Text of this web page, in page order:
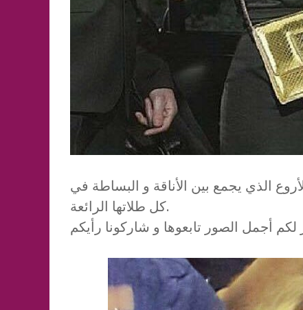
الذي يجمع بين الأناقة و البساطة في
كل طلاتها الرائعة.
أجمل الصور تابعوها و شاركونا رأيكم